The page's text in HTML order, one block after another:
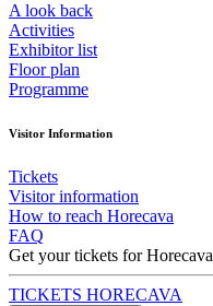
A look back
Activities
Exhibitor list
Floor plan
Programme
Visitor Information
Tickets
Visitor information
How to reach Horecava
FAQ
Get your tickets for Horecava
TICKETS HORECAVA